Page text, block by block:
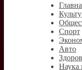
Спорт
Авто
Наука